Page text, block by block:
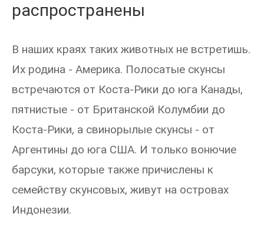
распространены
В наших краях таких животных не встретишь.
Их родина - Америка. Полосатые скунсы
встречаются от Коста-Рики до юга Канады,
пятнистые - от Британской Колумбии до
Коста-Рики, а свинорылые скунсы - от
Аргентины до юга США. И только вонючие
барсуки, которые также причислены к
семейству скунсовых, живут на островах
Индонезии.